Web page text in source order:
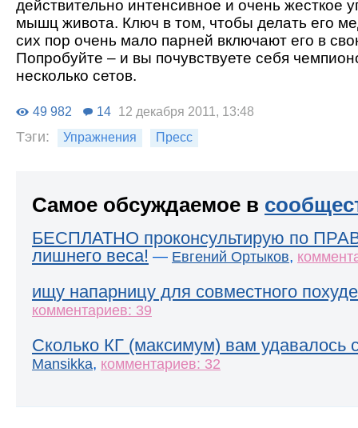
действительно интенсивное и очень жесткое
мышц живота. Ключ в том, чтобы делать его
сих пор очень мало парней включают его в
Попробуйте – и вы почувствуете себя
несколько сетов.
49 982 14 12 декабря 2011, 13:48
Тэги: Упражнения Пресс
Самое обсуждаемое в
БЕСПЛАТНО проконсультирую по
лишнего веса! — Евгений Ортыков,
ищу напарницу для совместного
комментариев: 39
Сколько КГ (максимум) вам удавалось
Mansikka, комментариев: 32